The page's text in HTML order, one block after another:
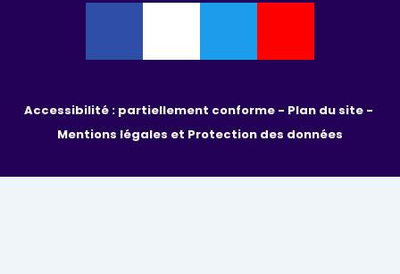
Accessibilité : partiellement conforme -
Mentions légales et Protection des données